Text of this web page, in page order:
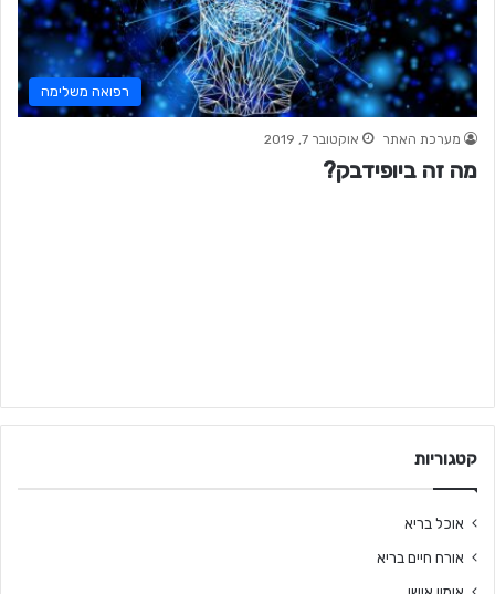
רפואה משלימה
מערכת האתר אוקטובר 7, 2019
מה זה ביופידבק?
קטגוריות
אוכל בריא
אורח חיים בריא